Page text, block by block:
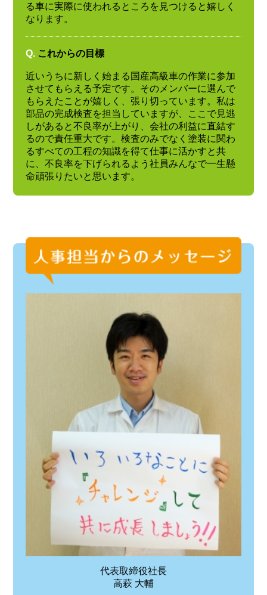
る車に実際に使われるところを見つけると嬉しく
なります。
Q. これからの目標
近いうちに新しく始まる国産高級車の作業に参加
させてもらえる予定です。そのメンバーに選んで
もらえたことが嬉しく、張り切っています。私は
部品の完成検査を担当していますが、ここで見逃
しがあると不良率が上がり、会社の利益に直結す
るので責任重大です。検査のみでなく塗装に関わ
るすべての工程の知識を得て仕事に活かすと共
に、不良率を下げられるよう社員みんなで一生懸
命頑張りたいと思います。
代表取締役社長
高萩 大輔